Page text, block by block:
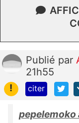
Publié par
21h55
!
citer
pepelemoko